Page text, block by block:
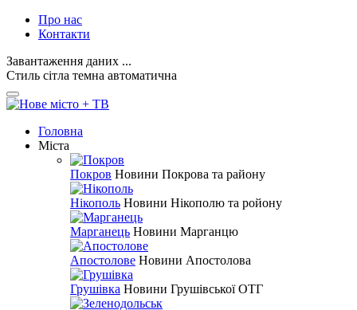
Про нас
Контакти
Завантаження даних ...
Стиль сітла темна автоматична
Головна
Міста
Покров Новини Покрова та району
Нікополь Новини Нікополю та ройону
Марганець Новини Марганцю
Апостолове Новини Апостолова
Грушівка Новини Грушівської ОТГ